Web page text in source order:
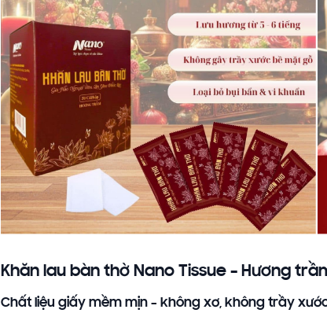
Khăn lau bàn thờ Nano Tissue – Hương
Chất liệu giấy mềm mịn – không xơ, không trầy